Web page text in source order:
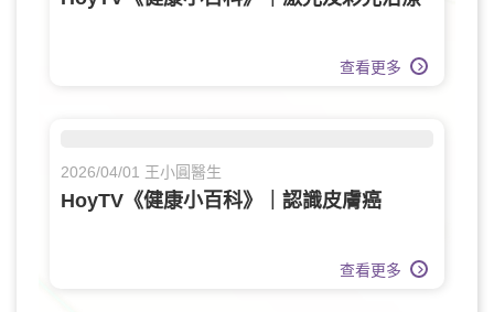
查看更多
2026/04/01 王小圓醫生
HoyTV《健康小百科》｜認識皮膚癌
查看更多